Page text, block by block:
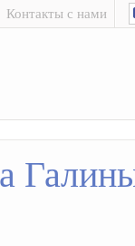
Контакты с нами